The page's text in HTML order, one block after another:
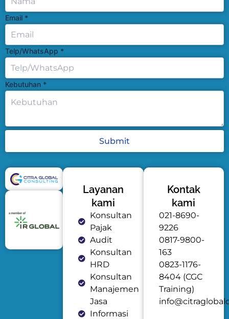
Email *
Telp/WhatsApp *
Kebutuhan *
Submit
Layanan
kami
Konsultan
Pajak
Audit
Konsultan
HRD
Konsultan
Manajemen
Jasa
Informasi
Kontak
kami
021-8690-
9226
0817-9800-
163
0823-1176-
8404 (CGC
Training)